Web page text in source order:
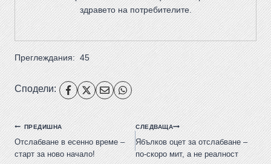
здравето на потребителите.
Преглеждания: 45
Сподели:
ПРЕДИШНА
Отслабване в есенно време –
старт за ново начало!
СЛЕДВАЩА
Ябълков оцет за отслабване –
по-скоро мит, а не реалност